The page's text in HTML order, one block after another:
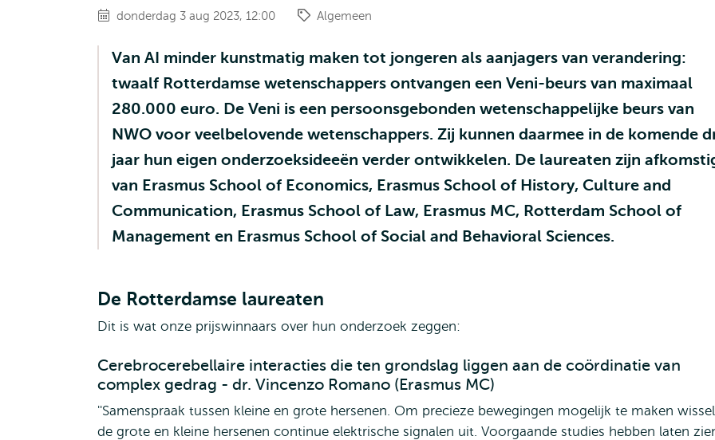
donderdag 3 aug 2023, 12:00 Algemeen
Van AI minder kunstmatig maken tot jongeren als aanjagers van verandering:
twaalf Rotterdamse wetenschappers ontvangen een Veni-beurs van maximaal
280.000 euro. De Veni is een persoonsgebonden wetenschappelijke beurs van
NWO voor veelbelovende wetenschappers. Zij kunnen daarmee in de komende
jaar hun eigen onderzoeksideeën verder ontwikkelen. De laureaten zijn
van Erasmus School of Economics, Erasmus School of History, Culture and
Communication, Erasmus School of Law, Erasmus MC, Rotterdam School of
Management en Erasmus School of Social and Behavioral Sciences.
De Rotterdamse laureaten
Dit is wat onze prijswinnaars over hun onderzoek zeggen:
Cerebrocerebellaire interacties die ten grondslag liggen aan de coördinatie van
complex gedrag - dr. Vincenzo Romano (Erasmus MC)
''Samenspraak tussen kleine en grote hersenen. Om precieze bewegingen mogelijk te maken
de grote en kleine hersenen continue elektrische signalen uit. Voorgaande studies hebben laten